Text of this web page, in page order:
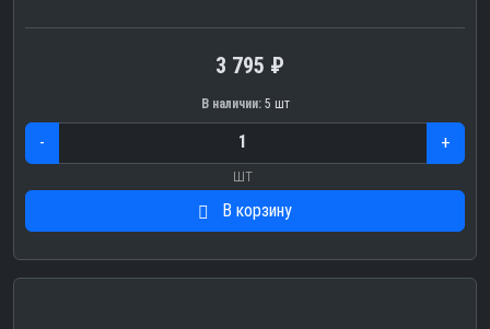
3 795 ₽
В наличии: 5 шт
-
шт
+
В корзину